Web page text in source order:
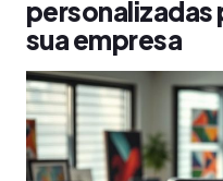
personalizadas
sua empresa